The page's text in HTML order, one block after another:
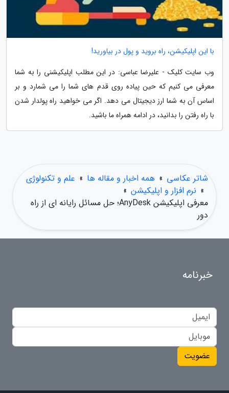
با این اپلیکیشن، راه بروید و پول در بیاورید!
وب سایت کلیک - علیرضا عباسی: در این مطلب اپلیکیشنی را به شما
معرفی می کنیم که حین پیاده روی قدم های شما را می شمارد و بر
اساس آن به شما ارز دیجیتال می دهد. اگر می خواهید راه پولدار شدن
با راه رفتن را بدانید، در ادامه همراه ما باشید.
شاتر عکاسی » همه اخبار و مقاله ها » علم و تکنولوژی
» نرم افزار و اپلیکیشن »
معرفی اپلیکیشن AnyDesk؛ حل مسائل رایانه ای از راه
دور
خبرنامه
عضویت